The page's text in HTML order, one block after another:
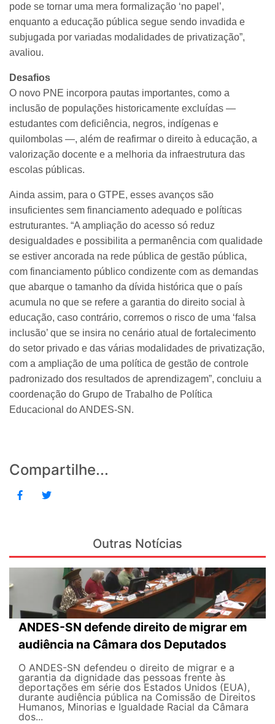
pode se tornar uma mera formalização ‘no papel’,
enquanto a educação pública segue sendo invadida e
subjugada por variadas modalidades de privatização”,
avaliou.
Desafios
O novo PNE incorpora pautas importantes, como a
inclusão de populações historicamente excluídas —
estudantes com deficiência, negros, indígenas e
quilombolas —, além de reafirmar o direito à educação, a
valorização docente e a melhoria da infraestrutura das
escolas públicas.
Ainda assim, para o GTPE, esses avanços são
insuficientes sem financiamento adequado e políticas
estruturantes. “A ampliação do acesso só reduz
desigualdades e possibilita a permanência com qualidade
se estiver ancorada na rede pública de gestão pública,
com financiamento público condizente com as demandas
que abarque o tamanho da dívida histórica que o país
acumula no que se refere a garantia do direito social à
educação, caso contrário, corremos o risco de uma ‘falsa
inclusão’ que se insira no cenário atual de fortalecimento
do setor privado e das várias modalidades de privatização,
com a ampliação de uma política de gestão de controle
padronizado dos resultados de aprendizagem”, concluiu a
coordenação do Grupo de Trabalho de Política
Educacional do ANDES-SN.
Compartilhe...
Outras Notícias
ANDES-SN defende direito de migrar em
audiência na Câmara dos Deputados
O ANDES-SN defendeu o direito de migrar e a
garantia da dignidade das pessoas frente às
deportações em série dos Estados Unidos (EUA),
durante audiência pública na Comissão de Direitos
Humanos, Minorias e Igualdade Racial da Câmara
dos...